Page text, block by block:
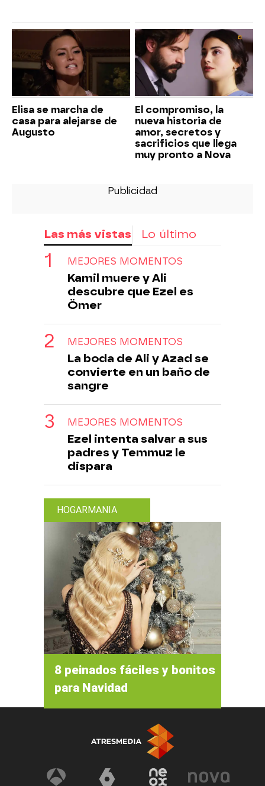
Elisa se marcha de
casa para alejarse de
Augusto
El compromiso, la
nueva historia de
amor, secretos y
sacrificios que llega
muy pronto a Nova
Las más vistas Lo último
MEJORES MOMENTOS
Kamil muere y Ali
descubre que Ezel es
Ömer
MEJORES MOMENTOS
La boda de Ali y Azad se
convierte en un baño de
sangre
MEJORES MOMENTOS
Ezel intenta salvar a sus
padres y Temmuz le
dispara
HOGARMANIA
8 peinados fáciles y bonitos
para Navidad